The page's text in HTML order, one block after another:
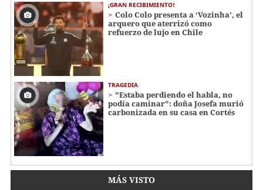
¡GRAN RECIBIMIENTO!
Colo Colo presenta a ‘Vozinha’, el
arquero que aterrizó como
refuerzo de lujo en Chile
TRAGEDIA
"Estaba perdiendo el habla, no
podía caminar": doña Josefa murió
carbonizada en su casa en Cortés
MÁS VISTO